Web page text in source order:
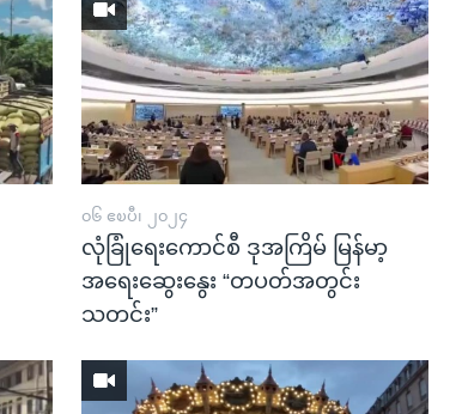
၀၆ ဧၿပီ၊ ၂၀၂၄
လုံခြုံရေးကောင်စီ ဒုအကြိမ် မြန်မာ့
အရေးဆွေးနွေး “တပတ်အတွင်း
သတင်း”